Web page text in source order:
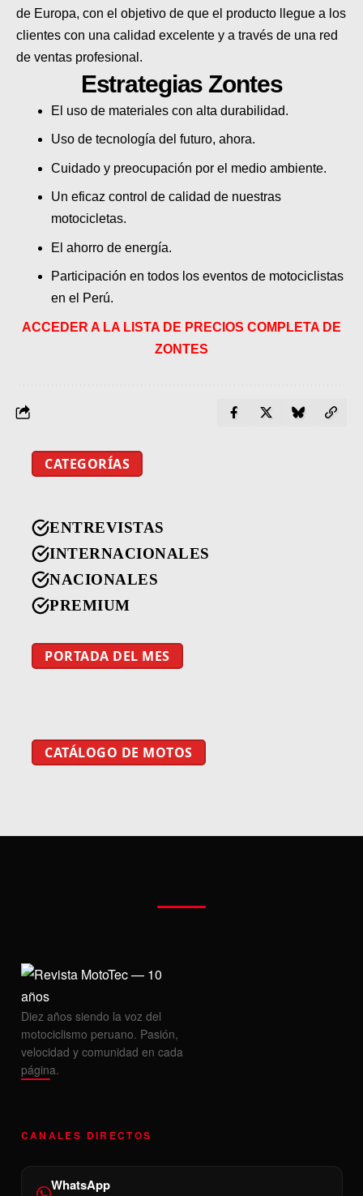
de Europa, con el objetivo de que el producto llegue a los
clientes con una calidad excelente y a través de una red
de ventas profesional.
Estrategias Zontes
El uso de materiales con alta durabilidad.
Uso de tecnología del futuro, ahora.
Cuidado y preocupación por el medio ambiente.
Un eficaz control de calidad de nuestras
motocicletas.
El ahorro de energía.
Participación en todos los eventos de motociclistas
en el Perú.
ACCEDER A LA LISTA DE PRECIOS COMPLETA DE
ZONTES
CATEGORÍAS
ENTREVISTAS
INTERNACIONALES
NACIONALES
PREMIUM
PORTADA DEL MES
CATÁLOGO DE MOTOS
Diez años siendo la voz del
motociclismo peruano. Pasión,
velocidad y comunidad en cada
página.
CANALES DIRECTOS
WhatsApp